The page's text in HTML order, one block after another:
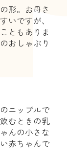
形。お母さ
いですが、
ともありま
おしゃぶり
ニップルで
むときの乳
んの小さな
赤ちゃんで